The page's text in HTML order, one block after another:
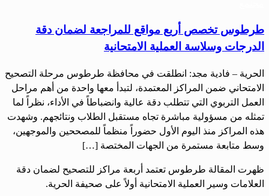
طرطوس تخصص أربع مواقع للمراجعة لضمان دقة
الدرجات وسلاسة العملية الامتحانية
الحرية – فادية مجد: انطلقت في محافظة طرطوس مرحلة التصحيح
الامتحاني ضمن المراكز المعتمدة، لتبدأ معها واحدة من أهم مراحل
العمل التربوي التي تتطلب دقة عالية وانضباطاً في الأداء، نظراً لما
تمثله من مسؤولية مباشرة تجاه مستقبل الطلاب ونتائجهم. وشهدت
هذه المراكز منذ اليوم الأول حضوراً منظماً للمصححين والموجهين،
وسط متابعة مستمرة من الجهات المختصة […]
ظهرت المقالة طرطوس تعتمد أربعة مراكز للتصحيح لضمان دقة
العلامات وسير العملية الامتحانية أولاً على صحيفة الحرية.